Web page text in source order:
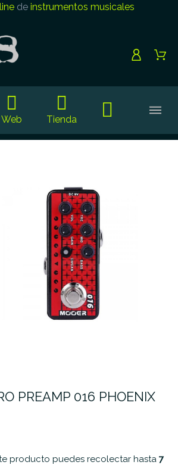
de instrumentos musicales
Web Tienda
PREAMP 016 PHOENIX
producto puedes recolectar hasta 7